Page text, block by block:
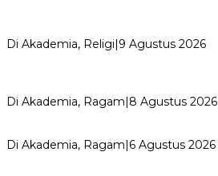
Di Akademia, Religi|9 Agustus 2026
Di Akademia, Ragam|8 Agustus 2026
Di Akademia, Ragam|6 Agustus 2026